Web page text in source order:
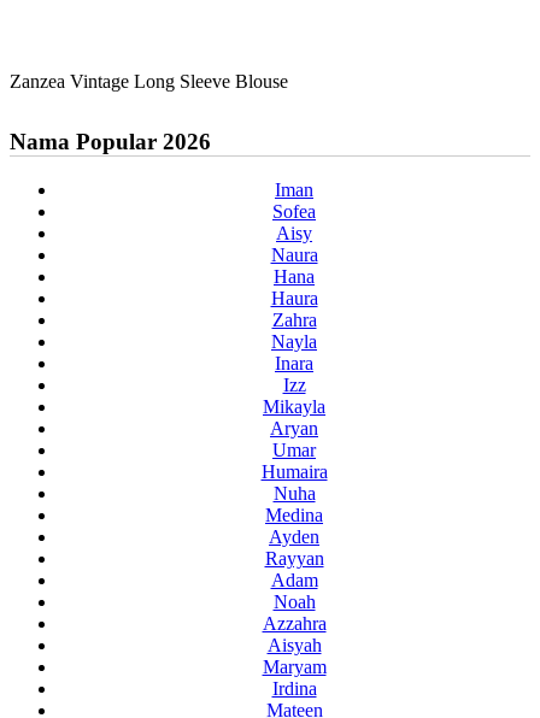
Zanzea Vintage Long Sleeve Blouse
Nama Popular 2026
Iman
Sofea
Aisy
Naura
Hana
Haura
Zahra
Nayla
Inara
Izz
Mikayla
Aryan
Umar
Humaira
Nuha
Medina
Ayden
Rayyan
Adam
Noah
Azzahra
Aisyah
Maryam
Irdina
Mateen